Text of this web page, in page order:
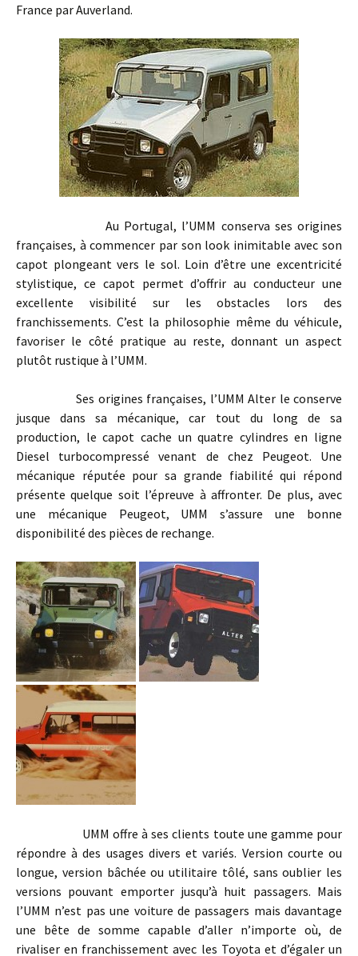
France par Auverland.
Au Portugal, l’UMM conserva ses origines
françaises, à commencer par son look inimitable avec son
capot plongeant vers le sol. Loin d’être une excentricité
stylistique, ce capot permet d’offrir au conducteur une
excellente visibilité sur les obstacles lors des
franchissements. C’est la philosophie même du véhicule,
favoriser le côté pratique au reste, donnant un aspect
plutôt rustique à l’UMM.
Ses origines françaises, l’UMM Alter le conserve
jusque dans sa mécanique, car tout du long de sa
production, le capot cache un quatre cylindres en ligne
Diesel turbocompressé venant de chez Peugeot. Une
mécanique réputée pour sa grande fiabilité qui répond
présente quelque soit l’épreuve à affronter. De plus, avec
une mécanique Peugeot, UMM s’assure une bonne
disponibilité des pièces de rechange.
UMM offre à ses clients toute une gamme pour
répondre à des usages divers et variés. Version courte ou
longue, version bâchée ou utilitaire tôlé, sans oublier les
versions pouvant emporter jusqu’à huit passagers. Mais
l’UMM n’est pas une voiture de passagers mais davantage
une bête de somme capable d’aller n’importe où, de
rivaliser en franchissement avec les Toyota et d’égaler un